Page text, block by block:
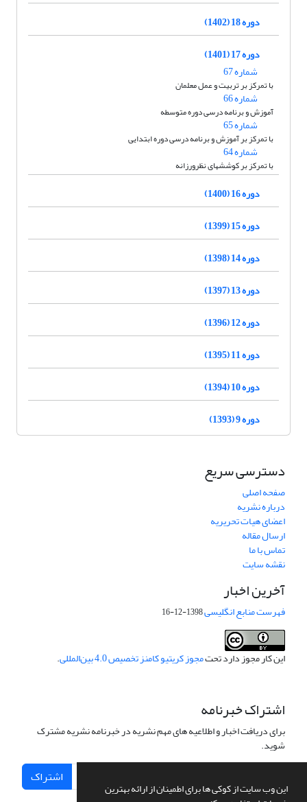
این وب سایت از کوکی ها برای اطمینان از ارائه بهترین
دوره 18 (1402)
دوره 17 (1401)
شماره 67
با تمرکز بر تربیت و عمل معلمان
شماره 66
آموزش و برنامه درسی دوره متوسطه
شماره 65
با تمرکز بر آموزش و برنامه درسی دوره ابتدایی
شماره 64
با تمرکز بر کوششهای نظرورزانه
دوره 16 (1400)
دوره 15 (1399)
دوره 14 (1398)
دوره 13 (1397)
دوره 12 (1396)
دوره 11 (1395)
دوره 10 (1394)
دوره 9 (1393)
دسترسی سریع
صفحه اصلی
درباره نشریه
اعضای هیات تحریریه
ارسال مقاله
تماس با ما
نقشه سایت
آخرین اخبار
فهرست منابع انگلیسی1398-12-16
این کار مجوز دارد تحتمجوز کریتیو کامنز تخصیص 4.0 بین‌المللی .
اشتراک خبرنامه
برای دریافت اخبار و اطلاعیه های مهم نشریه در خبرنامه نشریه مشترک
شوید.
اشتراک